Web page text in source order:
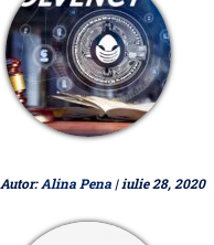
Autor:Alina Pena | iulie 28, 2020